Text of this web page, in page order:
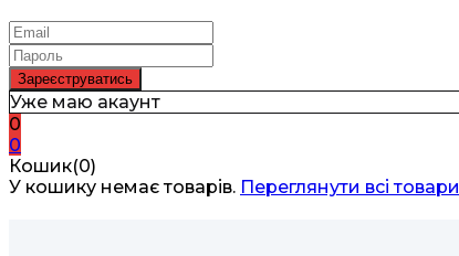
Уже маю акаунт
0
0
Кошик(0)
У кошику немає товарів. Переглянути всі товари